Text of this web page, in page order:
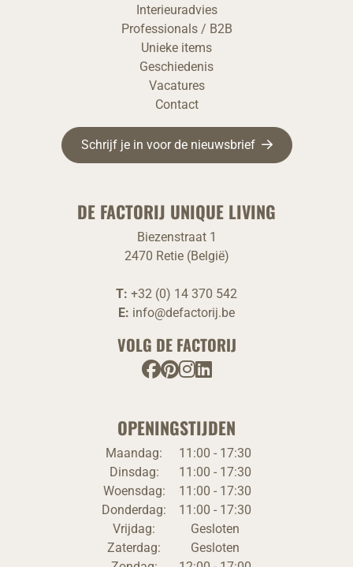
Interieuradvies
Professionals / B2B
Unieke items
Geschiedenis
Vacatures
Contact
Schrijf je in voor de nieuwsbrief
DE FACTORIJ UNIQUE LIVING
Biezenstraat 1
2470 Retie (België)
T: +32 (0) 14 370 542
E: info@defactorij.be
VOLG DE FACTORIJ
OPENINGSTIJDEN
Maandag:
Dinsdag:
Woensdag:
Donderdag:
Vrijdag:
Zaterdag:
11:00 - 17:30
11:00 - 17:30
11:00 - 17:30
11:00 - 17:30
Gesloten
Gesloten